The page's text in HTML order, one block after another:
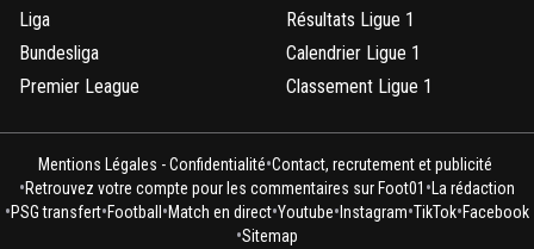
Liga
Bundesliga
Premier League
Résultats Ligue 1
Calendrier Ligue 1
Classement Ligue 1
Mentions Légales - Confidentialité•Contact, recrutement et publicité
•Retrouvez votre compte pour les commentaires sur Foot01 • La rédaction
•PSG transfert•Football •Match en direct•Youtube• Instagram•TikTok•Facebook
•Sitemap